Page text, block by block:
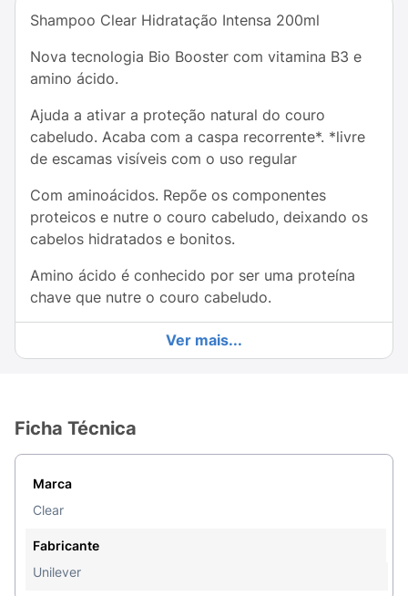
Shampoo Clear Hidratação Intensa 200ml
Nova tecnologia Bio Booster com vitamina B3 e
amino ácido.
Ajuda a ativar a proteção natural do couro
cabeludo. Acaba com a caspa recorrente*. *livre
de escamas visíveis com o uso regular
Com aminoácidos. Repõe os componentes
proteicos e nutre o couro cabeludo, deixando os
cabelos hidratados e bonitos.
Amino ácido é conhecido por ser uma proteína
chave que nutre o couro cabeludo.
Acaba com a caspa que insiste em voltar*,
enquanto ajuda a ativar a proteção natural do
Recomendado para cabelos normais e couro
cabeludo ressecado.
O stress do dia a dia, a exposição diária a raios
UV e poluição podem danificar seu cabelo e
couro cabeludo além de causar caspa. Com
Intensa acaba com a caspa*, repõe a proteína e
Ver mais...
Ficha Técnica
Marca
Clear
Fabricante
Unilever